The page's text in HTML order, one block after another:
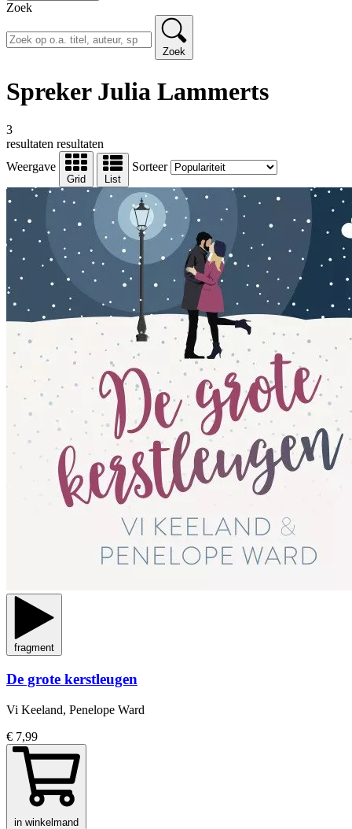
Zoek
Zoek
Spreker Julia Lammerts
3
resultaten resultaten
Weergave
Grid List
Sorteer
fragment
De grote kerstleugen
Vi Keeland, Penelope Ward
€ 7,99
in winkelmand